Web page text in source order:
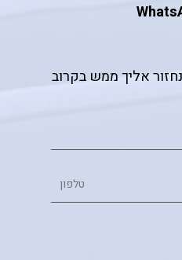
אליך ממש בקרוב